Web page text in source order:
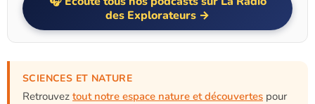
des Explorateurs →
SCIENCES ET NATURE
Retrouvez tout notre espace nature et découvertes pour